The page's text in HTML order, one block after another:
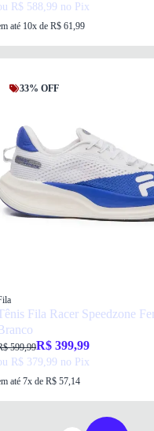
R$ 588,99 no Pix
até 10x de R$ 61,99
33% OFF
Fila Racer Speedzone
599,99R$ 399,99
R$ 379,99 no Pix
até 7x de R$ 57,14